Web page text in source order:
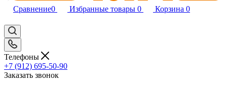
Сравнение0 Избранные товары 0 Корзина 0
Телефоны
+7 (912) 695-50-90
Заказать звонок